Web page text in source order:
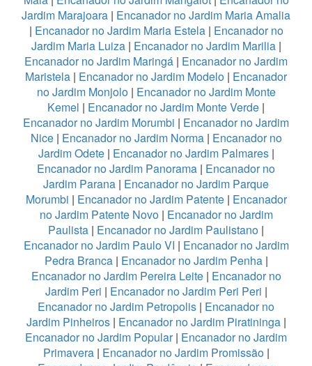
Jardim Marajoara | Encanador no Jardim Maria Amalia
| Encanador no Jardim Maria Estela| Encanador no
Jardim Maria Luiza| Encanador no Jardim Marilia|
Encanador no Jardim Maringá | Encanador no Jardim
Maristela | Encanador no Jardim Modelo | Encanador
no Jardim Monjolo| Encanador no Jardim Monte
Kemel | Encanador no Jardim Monte Verde |
Encanador no Jardim Morumbi | Encanador no Jardim
Nice| Encanador no Jardim Norma| Encanador no
Jardim Odete| Encanador no Jardim Palmares|
Encanador no Jardim Panorama | Encanador no
Jardim Parana | Encanador no Jardim Parque
Morumbi | Encanador no Jardim Patente| Encanador
no Jardim Patente Novo| Encanador no Jardim
Paulista | Encanador no Jardim Paulistano |
Encanador no Jardim Paulo VI | Encanador no Jardim
Pedra Branca| Encanador no Jardim Penha|
Encanador no Jardim Pereira Leite| Encanador no
Jardim Peri | Encanador no Jardim Peri Peri |
Encanador no Jardim Petropolis | Encanador no
Jardim Pinheiros| Encanador no Jardim Piratininga|
Encanador no Jardim Popular| Encanador no Jardim
Primavera| Encanador no Jardim Promissão|